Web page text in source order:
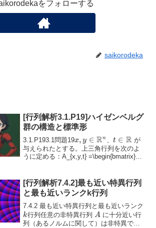
をフォローする
saikorodeka
[行列解析3.1.P19]ハイゼンベルグ
群の構造と標準形
3.1.P193.1問題19x, y \in
\mathbb{R}^n
x, y ∈ Rn 、 t \in
t ∈ R が
与えられたとする。上三角行列を次のよ
うに定める：A_{x,y,t} =\begin{bmatrix}1
[行列解析7.4.2]最も近い特異行列
と最も近いランクk行列
7.4.2 最も近い特異行列と最も近いランク
k行列任意の非特異行列 A
Aに十分近い行
列（あるノルムに関して）は非特異であ